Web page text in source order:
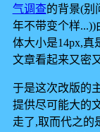
气调查的背景(别
年不带变个样...))
体大小是14px,真
文章看起来又密
于是这次改版的
提供尽可能大的
走了,取而代之的